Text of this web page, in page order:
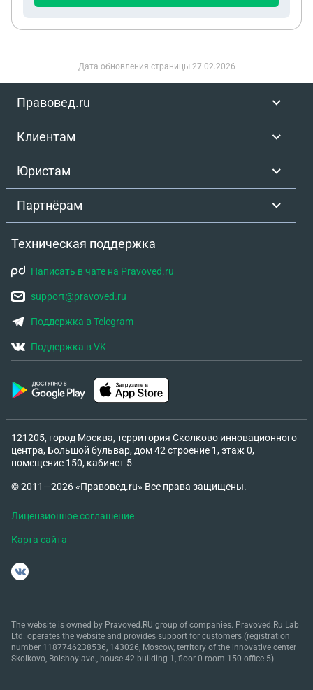
Дата обновления страницы 27.02.2026
Правовед.ru
Клиентам
Юристам
Партнёрам
Техническая поддержка
Написать в чате на Pravoved.ru
support@pravoved.ru
Поддержка в Telegram
Поддержка в VK
121205, город Москва, территория Сколково инновационного
центра, Большой бульвар, дом 42 строение 1, этаж 0,
помещение 150, кабинет 5
© 2011—2026 «Правовед.ru» Все права защищены.
Лицензионное соглашение
Карта сайта
The website is owned by Pravoved.RU group of companies. Pravoved.Ru Lab
Ltd. operates the website and provides support for customers (registration
number 1187746238536, 143026, Moscow, territory of the innovative center
Skolkovo, Bolshoy ave., house 42 building 1, floor 0 room 150 office 5).